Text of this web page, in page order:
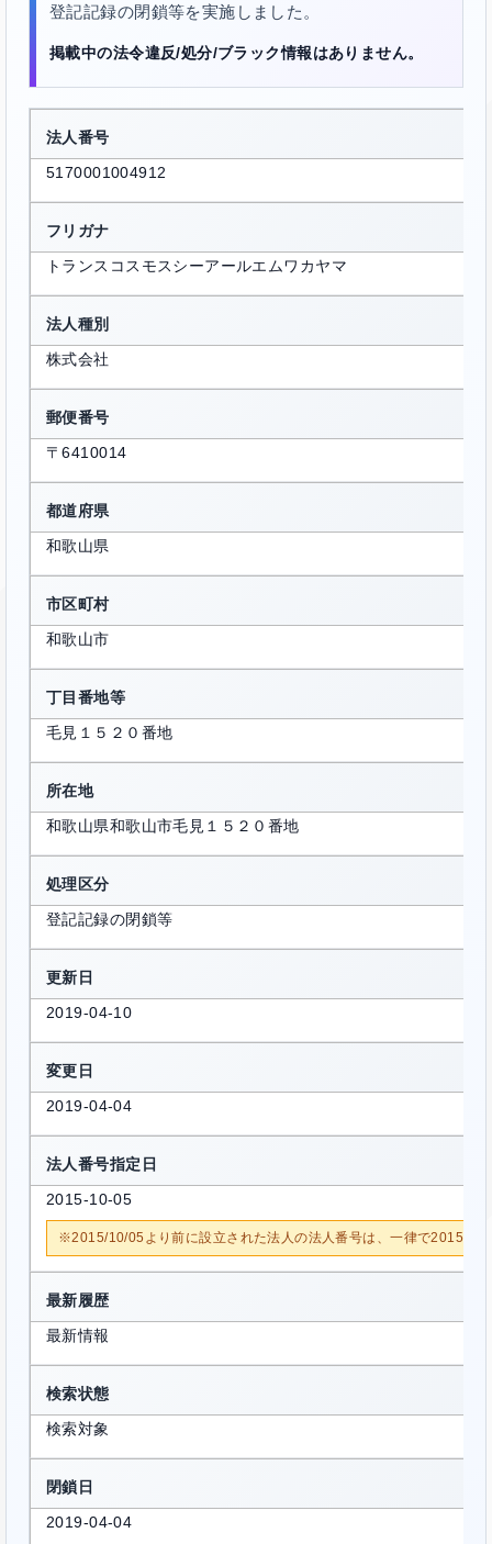
登記記録の閉鎖等を実施しました。
掲載中の法令違反/処分/ブラック情報はありません。
法人番号
5170001004912
フリガナ
トランスコスモスシーアールエムワカヤマ
法人種別
株式会社
郵便番号
〒6410014
都道府県
和歌山県
市区町村
和歌山市
丁目番地等
毛見１５２０番地
所在地
和歌山県和歌山市毛見１５２０番地
処理区分
登記記録の閉鎖等
更新日
2019-04-10
変更日
2019-04-04
法人番号指定日
2015-10-05
※2015/10/05より前に設立された法人の法人番号は、一律で2015/10/
最新履歴
最新情報
検索状態
検索対象
閉鎖日
2019-04-04